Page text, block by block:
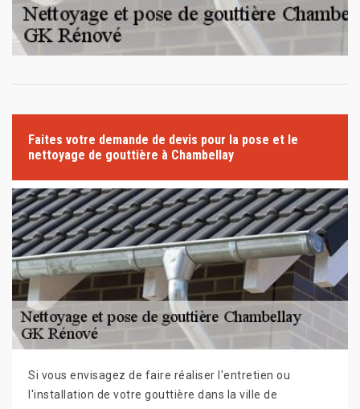
Faites votre demande de devis pour la pose et le
nettoyage de gouttière à Chambellay
Si vous envisagez de faire réaliser l'entretien ou
l'installation de votre gouttière dans la ville de